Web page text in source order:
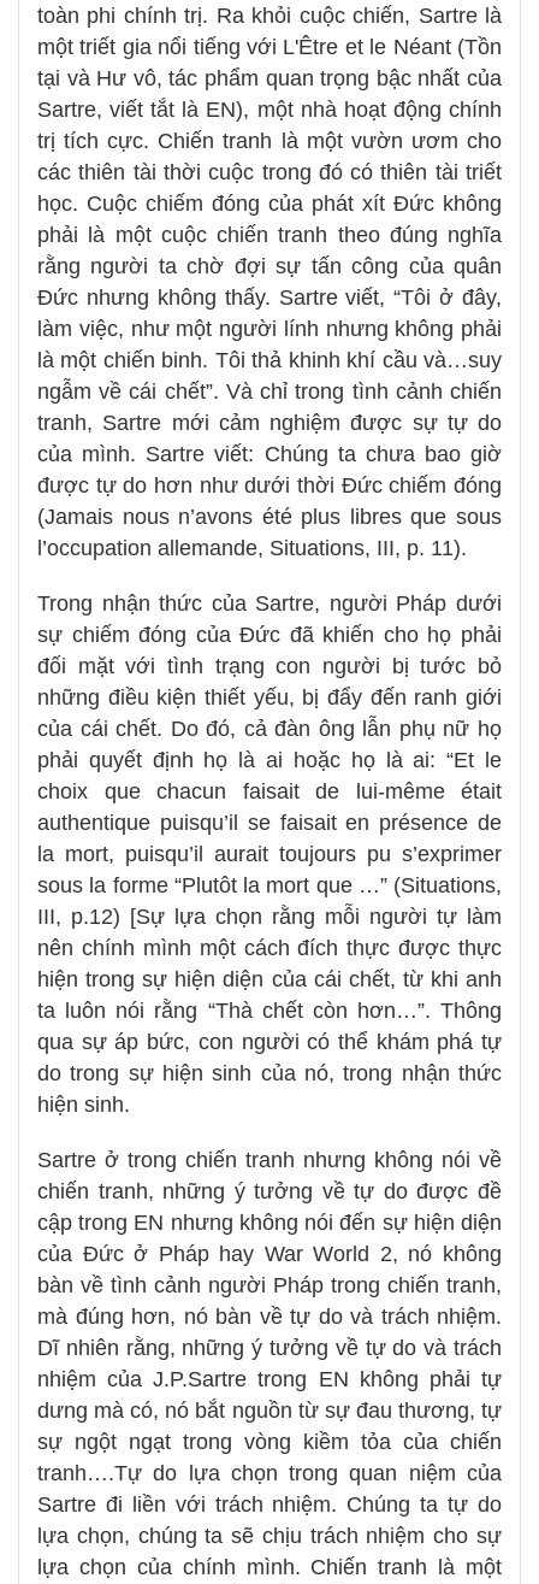
toàn phi chính trị. Ra khỏi cuộc chiến, Sartre là
một triết gia nổi tiếng với L'Être et le Néant (Tồn
tại và Hư vô, tác phẩm quan trọng bậc nhất của
Sartre, viết tắt là EN), một nhà hoạt động chính
trị tích cực. Chiến tranh là một vườn ươm cho
các thiên tài thời cuộc trong đó có thiên tài triết
học. Cuộc chiếm đóng của phát xít Đức không
phải là một cuộc chiến tranh theo đúng nghĩa
rằng người ta chờ đợi sự tấn công của quân
Đức nhưng không thấy. Sartre viết, “Tôi ở đây,
làm việc, như một người lính nhưng không phải
là một chiến binh. Tôi thả khinh khí cầu và…suy
ngẫm về cái chết”. Và chỉ trong tình cảnh chiến
tranh, Sartre mới cảm nghiệm được sự tự do
của mình. Sartre viết: Chúng ta chưa bao giờ
được tự do hơn như dưới thời Đức chiếm đóng
(Jamais nous n’avons été plus libres que sous
l’occupation allemande, Situations, III, p. 11).
Trong nhận thức của Sartre, người Pháp dưới
sự chiếm đóng của Đức đã khiến cho họ phải
đối mặt với tình trạng con người bị tước bỏ
những điều kiện thiết yếu, bị đẩy đến ranh giới
của cái chết. Do đó, cả đàn ông lẫn phụ nữ họ
phải quyết định họ là ai hoặc họ là ai: “Et le
choix que chacun faisait de lui-même était
authentique puisqu’il se faisait en présence de
la mort, puisqu’il aurait toujours pu s’exprimer
sous la forme “Plutôt la mort que …” (Situations,
III, p.12) [Sự lựa chọn rằng mỗi người tự làm
nên chính mình một cách đích thực được thực
hiện trong sự hiện diện của cái chết, từ khi anh
ta luôn nói rằng “Thà chết còn hơn…”. Thông
qua sự áp bức, con người có thể khám phá tự
do trong sự hiện sinh của nó, trong nhận thức
hiện sinh.
Sartre ở trong chiến tranh nhưng không nói về
chiến tranh, những ý tưởng về tự do được đề
cập trong EN nhưng không nói đến sự hiện diện
của Đức ở Pháp hay War World 2, nó không
bàn về tình cảnh người Pháp trong chiến tranh,
mà đúng hơn, nó bàn về tự do và trách nhiệm.
Dĩ nhiên rằng, những ý tưởng về tự do và trách
nhiệm của J.P.Sartre trong EN không phải tự
dưng mà có, nó bắt nguồn từ sự đau thương, tự
sự ngột ngạt trong vòng kiềm tỏa của chiến
tranh….Tự do lựa chọn trong quan niệm của
Sartre đi liền với trách nhiệm. Chúng ta tự do
lựa chọn, chúng ta sẽ chịu trách nhiệm cho sự
lựa chọn của chính mình. Chiến tranh là một